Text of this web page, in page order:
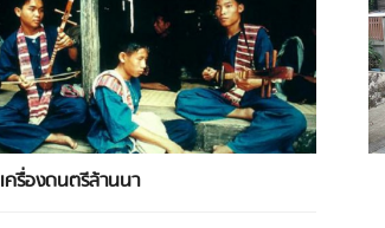
เครื่องดนตรีล้านนา